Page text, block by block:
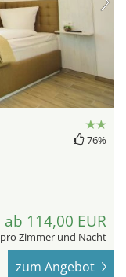
76%
ab 114,00 EUR
pro Zimmer und Nacht
zum Angebot